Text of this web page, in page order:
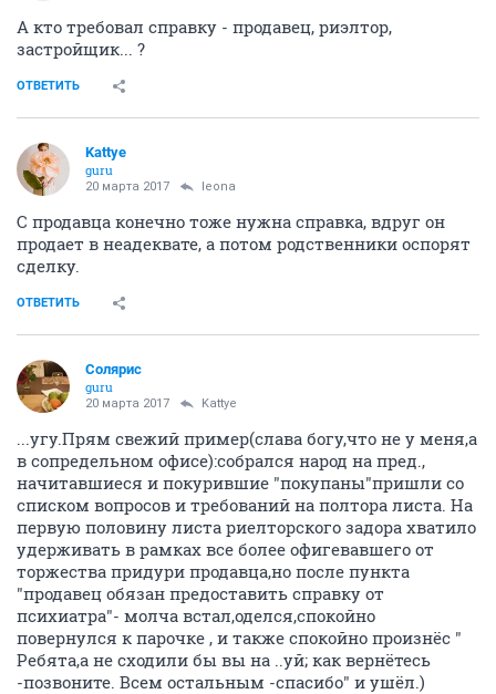
А кто требовал справку - продавец, риэлтор,
застройщик... ?
ОТВЕТИТЬ
Kattye
guru
20 марта 2017 leona
С продавца конечно тоже нужна справка, вдруг он
продает в неадеквате, а потом родственники оспорят
сделку.
ОТВЕТИТЬ
Солярис
guru
20 марта 2017 Kattye
...угу.Прям свежий пример(слава богу,что не у меня,а
в сопредельном офисе):собрался народ на пред.,
начитавшиеся и покурившие "покупаны"пришли со
списком вопросов и требований на полтора листа. На
первую половину листа риелторского задора хватило
удерживать в рамках все более офигевавшего от
торжества придури продавца,но после пункта
"продавец обязан предоставить справку от
психиатра"- молча встал,оделся,спокойно
повернулся к парочке , и также спокойно произнёс "
Ребята,а не сходили бы вы на ..уй; как вернётесь
-позвоните. Всем остальным -спасибо" и ушёл.)